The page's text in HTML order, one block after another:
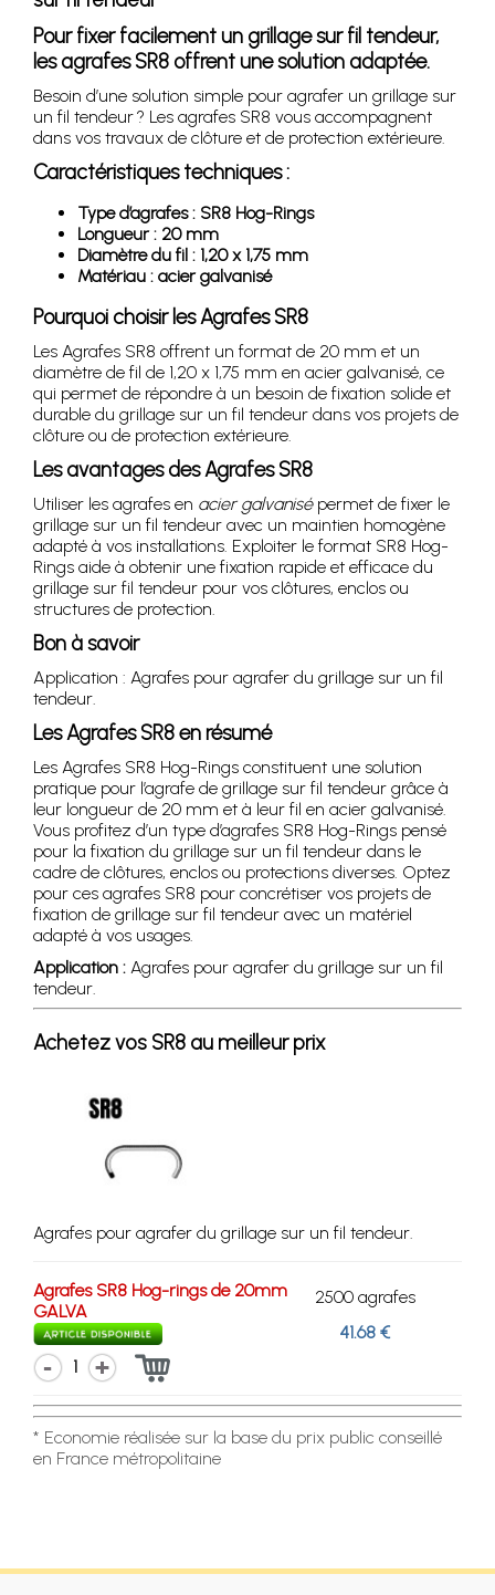
Pour fixer facilement un grillage sur fil tendeur,
les agrafes SR8 offrent une solution adaptée.
Besoin d’une solution simple pour agrafer un grillage sur
un fil tendeur ? Les agrafes SR8 vous accompagnent
dans vos travaux de clôture et de protection extérieure.
Caractéristiques techniques :
Type d’agrafes : SR8 Hog-Rings
Longueur : 20 mm
Diamètre du fil : 1,20 x 1,75 mm
Matériau : acier galvanisé
Pourquoi choisir les Agrafes SR8
Les Agrafes SR8 offrent un format de 20 mm et un
diamètre de fil de 1,20 x 1,75 mm en acier galvanisé, ce
qui permet de répondre à un besoin de fixation solide et
durable du grillage sur un fil tendeur dans vos projets de
clôture ou de protection extérieure.
Les avantages des Agrafes SR8
Utiliser les agrafes en acier galvanisépermet de fixer le
grillage sur un fil tendeur avec un maintien homogène
adapté à vos installations. Exploiter le format SR8 Hog-
Rings aide à obtenir une fixation rapide et efficace du
grillage sur fil tendeur pour vos clôtures, enclos ou
structures de protection.
Bon à savoir
Application : Agrafes pour agrafer du grillage sur un fil
tendeur.
Les Agrafes SR8 en résumé
Les Agrafes SR8 Hog-Rings constituent une solution
pratique pour l’agrafe de grillage sur fil tendeur grâce à
leur longueur de 20 mm et à leur fil en acier galvanisé.
Vous profitez d’un type d’agrafes SR8 Hog-Rings pensé
pour la fixation du grillage sur un fil tendeur dans le
cadre de clôtures, enclos ou protections diverses. Optez
pour ces agrafes SR8 pour concrétiser vos projets de
fixation de grillage sur fil tendeur avec un matériel
adapté à vos usages.
Application : Agrafes pour agrafer du grillage sur un fil
tendeur.
Achetez vos SR8 au meilleur prix
Agrafes pour agrafer du grillage sur un fil tendeur.
Agrafes SR8 Hog-rings de 20mm
GALVA
2500 agrafes
41.68 €
1
* Economie réalisée sur la base du prix public conseillé
en France métropolitaine